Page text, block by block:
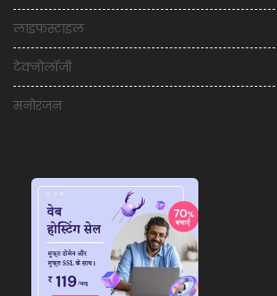
लाइफस्टाइल
टेक्नोलॉजी
मनोरंजन